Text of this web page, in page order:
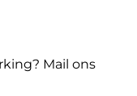
Mail ons